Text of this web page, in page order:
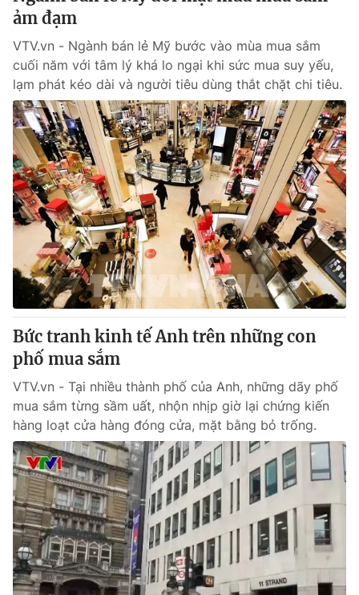
ảm đạm
VTV.vn - Ngành bán lẻ Mỹ bước vào mùa mua sắm
cuối năm với tâm lý khá lo ngại khi sức mua suy yếu,
lạm phát kéo dài và người tiêu dùng thắt chặt chi tiêu.
Bức tranh kinh tế Anh trên những con
phố mua sắm
VTV.vn - Tại nhiều thành phố của Anh, những dãy phố
mua sắm từng sầm uất, nhộn nhịp giờ lại chứng kiến
hàng loạt cửa hàng đóng cửa, mặt bằng bỏ trống.